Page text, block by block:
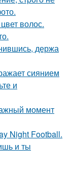
волос.
держа
сиянием
и
момент
Night Football.
и ты